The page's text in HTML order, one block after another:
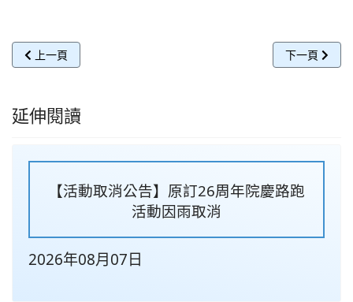
上一篇文章: 沒壞習慣！她頭痛2個月「驚罹肺腺癌末期」傻了 醫
上一頁 下一篇文章:
下一頁
延伸閱讀
【活動取消公告】原訂26周年院慶路跑
活動因雨取消
2026年08月07日